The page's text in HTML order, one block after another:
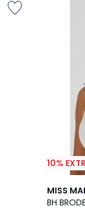
10%
MISS
BH
4,4
/ 5
2
Kleuren